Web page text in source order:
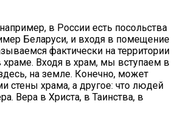
в России есть посольства
Беларуси, и входя в помещение
фактически на территории
храме. Входя в храм, мы вступаем в
на земле. Конечно, может
стены храма, а другое: что людей
Вера в Христа, в Таинства, в